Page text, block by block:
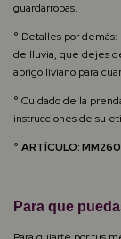
guardarropas.
° Detalles por
de lluvia, que dejes
abrigo liviano para
° Cuidado de la
instrucciones de su
° ARTÍCULO:
Para que